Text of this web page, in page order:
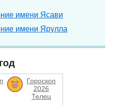
имени Ясави
имени Ярулла
Гороскоп
2026
Телец